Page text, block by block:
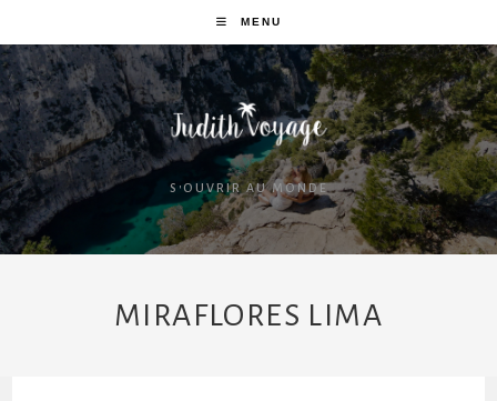
MENU
S'OUVRIR AU MONDE
MIRAFLORES LIMA